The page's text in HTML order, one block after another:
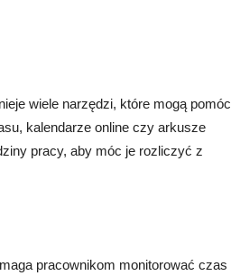
wiele narzędzi, które mogą pomóc
kalendarze online czy arkusze
pracy, aby móc je rozliczyć z
pracownikom monitorować czas